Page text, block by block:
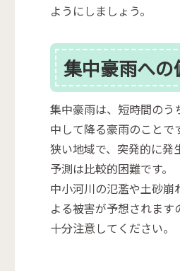
ようにしましょう。
集中豪雨への
集中豪雨は、短時間のう
中して降る豪雨のことで
狭い地域で、突発的に発
予測は比較的困難です。
中小河川の氾濫や土砂崩
よる被害が予想されます
十分注意してください。